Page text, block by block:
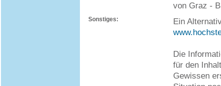
von Graz -
Sonstiges:
Ein
Die
für den
Gewissen